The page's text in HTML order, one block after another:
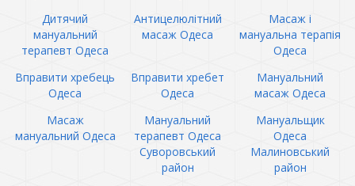
Дитячий
мануальний
терапевт Одеса
Антицелюлітний
масаж Одеса
Масаж і
мануальна терапія
Одеса
Вправити хребець
Одеса
Вправити хребет
Одеса
Мануальний
масаж Одеса
Масаж
мануальний Одеса
Мануальний
терапевт Одеса
Суворовський
район
Мануальщик
Одеса
Малиновський
район